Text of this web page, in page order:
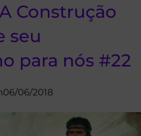
Construção
seu
para nós #22
06/06/2018